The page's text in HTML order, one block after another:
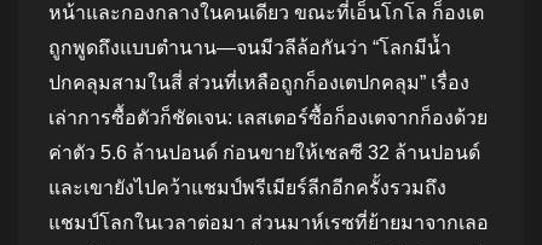
หน้าและกองกลางในคนเดียว ขณะที่เอ็นโกโล ก็องเต
ถูกพูดถึงแบบตำนาน—จนมีวลีล้อกันว่า “โลกมีน้ำ
ปกคลุมสามในสี่ ส่วนที่เหลือถูกก็องเตปกคลุม” เรื่อง
เล่าการซื้อตัวก็ชัดเจน: เลสเตอร์ซื้อก็องเตจากก็องด้วย
ค่าตัว 5.6 ล้านปอนด์ ก่อนขายให้เชลซี 32 ล้านปอนด์
และเขายังไปคว้าแชมป์พรีเมียร์ลีกอีกครั้งรวมถึง
แชมป์โลกในเวลาต่อมา ส่วนมาห์เรซที่ย้ายมาจากเลอ